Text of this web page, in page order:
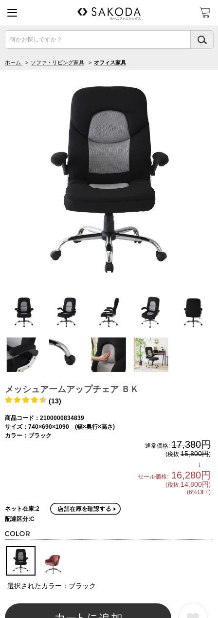
何かお探しですか？
ホーム > ソファ・リビング家具 > オフィス家具
メッシュアームアップチェア ＢＫ
(13)
商品コード：2100000834839
サイズ：740×690×1090 (幅×奥行×高さ)
カラー：ブラック
通常価格: 17,380円
(税抜 15,800円)
↓
セール価格: 16,280円
(税抜 14,800円)
(6%OFF)
ネット在庫:2
配達区分:C
選択されたカラー：ブラック